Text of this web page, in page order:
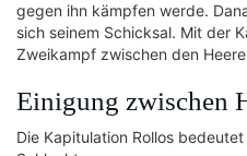
gegen ihn kämpfen werde.
sich seinem Schicksal. Mit der
Zweikampf zwischen den
Einigung zwischen
Die Kapitulation Rollos